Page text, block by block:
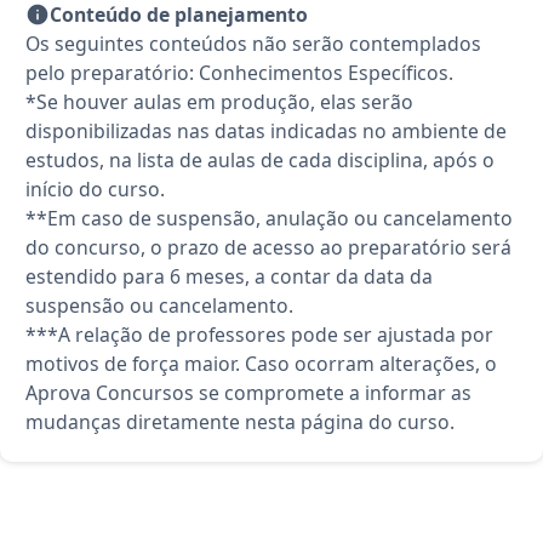
Conteúdo de planejamento
Os seguintes conteúdos não serão contemplados
pelo preparatório: Conhecimentos Específicos.
*Se houver aulas em produção, elas serão
disponibilizadas nas datas indicadas no ambiente de
estudos, na lista de aulas de cada disciplina, após o
início do curso.
**Em caso de suspensão, anulação ou cancelamento
do concurso, o prazo de acesso ao preparatório será
estendido para 6 meses, a contar da data da
suspensão ou cancelamento.
***A relação de professores pode ser ajustada por
motivos de força maior. Caso ocorram alterações, o
Aprova Concursos se compromete a informar as
mudanças diretamente nesta página do curso.